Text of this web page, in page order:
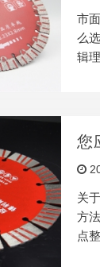
市
么
辑
选
但
属
您
关
方
点